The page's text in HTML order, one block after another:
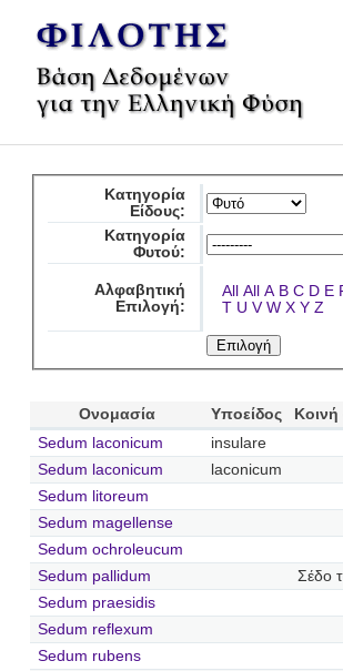
Κατηγορία
Είδους:
Κατηγορία
Φυτού:
Αλφαβητική
Επιλογή:
All All A B C D E
T U V W X Y Z
Ονομασία Υποείδος
Sedum laconicum
insulare
Sedum laconicum
laconicum
Sedum litoreum
Sedum magellense
Sedum ochroleucum
Sedum pallidum
Σέδο
Sedum praesidis
Sedum reflexum
Sedum rubens